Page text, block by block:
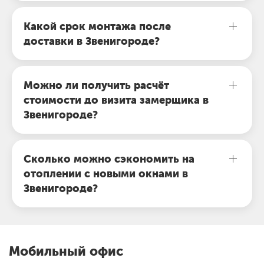
Какой срок монтажа после
доставки в Звенигороде?
Можно ли получить расчёт
стоимости до визита замерщика в
Звенигороде?
Сколько можно сэкономить на
отоплении с новыми окнами в
Звенигороде?
Мобильный офис